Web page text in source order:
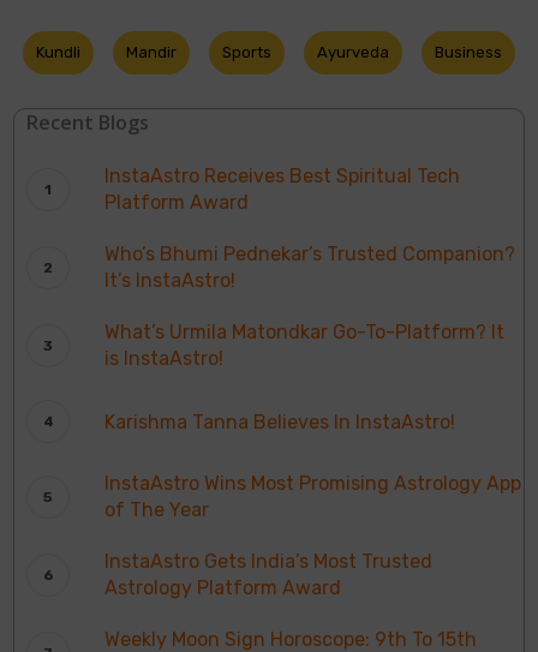
Kundli Mandir Sports Ayurveda Business
Recent Blogs
InstaAstro Receives Best Spiritual Tech
Platform Award
Who’s Bhumi Pednekar’s Trusted Companion?
It’s InstaAstro!
What’s Urmila Matondkar Go-To-Platform? It
is InstaAstro!
Karishma Tanna Believes In InstaAstro!
InstaAstro Wins Most Promising Astrology App
of The Year
InstaAstro Gets India’s Most Trusted
Astrology Platform Award
Weekly Moon Sign Horoscope: 9th To 15th